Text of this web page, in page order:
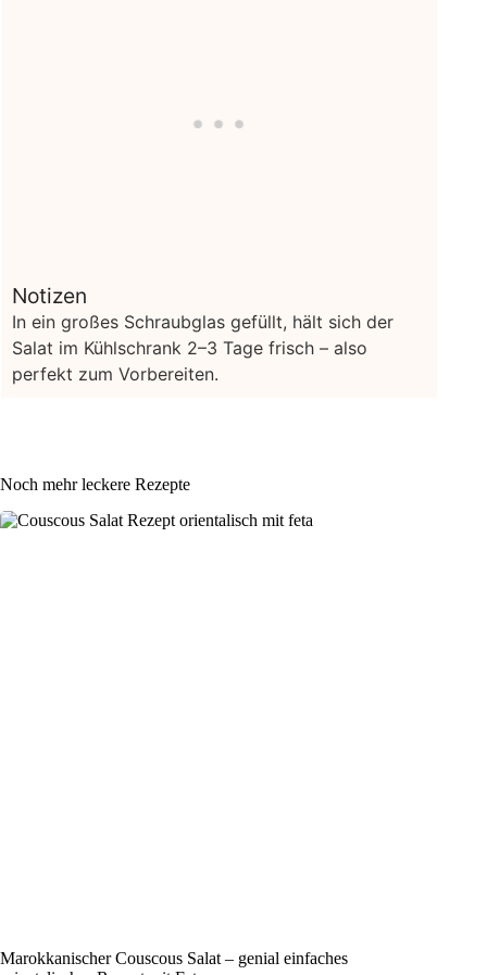
Notizen
In ein großes Schraubglas gefüllt, hält sich der
Salat im Kühlschrank 2–3 Tage frisch – also
perfekt zum Vorbereiten.
Noch mehr leckere Rezepte
Marokkanischer Couscous Salat – genial einfaches